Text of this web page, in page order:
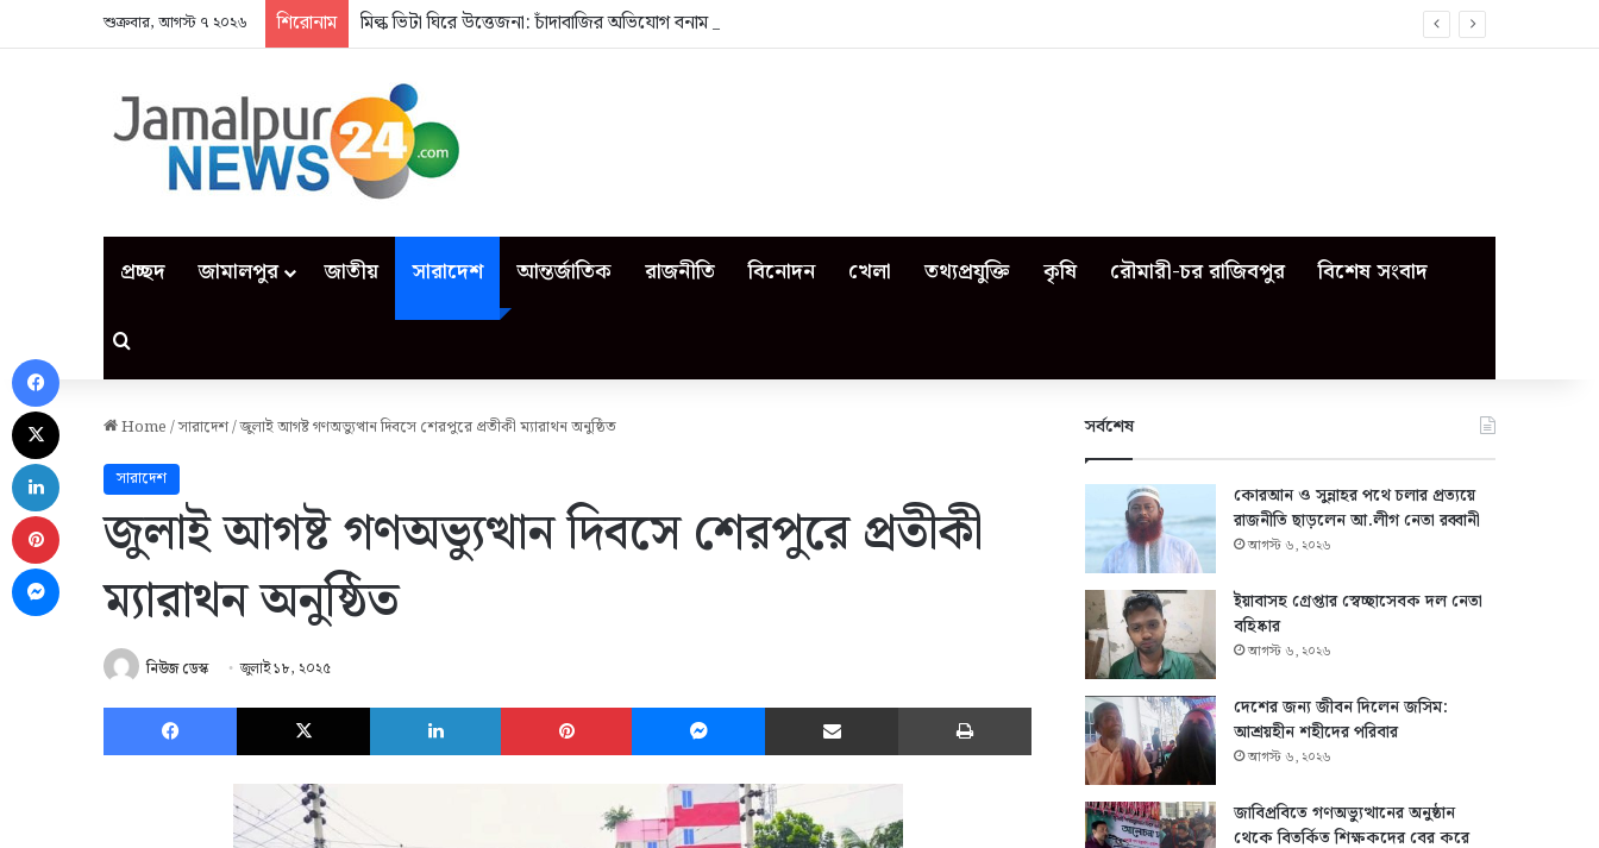
শুক্রবার, আগস্ট ৭ ২০২৬ শিরোনাম মিল্ক ভিটা ঘিরে উত্তেজনা: চাঁদাবাজির অভিযোগ বনাম ভেজাল দুধের জিডি
প্রচ্ছদ জামালপুর জাতীয় সারাদেশ আন্তর্জাতিক রাজনীতি বিনোদন খেলা তথ্যপ্রযুক্তি কৃষি রৌমারী-চর রাজিবপুর বিশেষ সংবাদ
Search for
Home/সারাদেশ/জুলাই আগষ্ট গণঅভ্যুত্থান দিবসে শেরপুরে প্রতীকী ম্যারাথন অনুষ্ঠিত
সারাদেশ
জুলাই আগষ্ট গণঅভ্যুত্থান দিবসে শেরপুরে প্রতীকী
ম্যারাথন অনুষ্ঠিত
নিউজ ডেস্ক জুলাই ১৮, ২০২৫
Facebook X LinkedIn Pinterest Messenger Share via Email Print
সর্বশেষ
কোরআন ও সুন্নাহর পথে চলার প্রত্যয়ে
রাজনীতি ছাড়লেন আ.লীগ নেতা রব্বানী
আগস্ট ৬, ২০২৬
ইয়াবাসহ গ্রেপ্তার স্বেচ্ছাসেবক দল নেতা
বহিষ্কার
আগস্ট ৬, ২০২৬
দেশের জন্য জীবন দিলেন জসিম:
আশ্রয়হীন শহীদের পরিবার
আগস্ট ৬, ২০২৬
জাবিপ্রবিতে গণঅভ্যুত্থানের অনুষ্ঠান
থেকে বিতর্কিত শিক্ষকদের বের করে
Facebook
LinkedIn
Pinterest
Messenger